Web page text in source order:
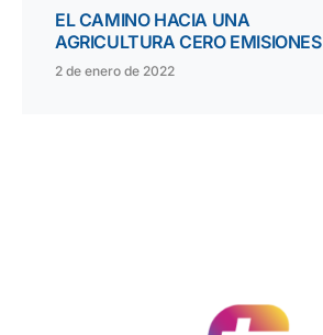
EL CAMINO HACIA UNA
AGRICULTURA CERO EMISIONES
2 de enero de 2022